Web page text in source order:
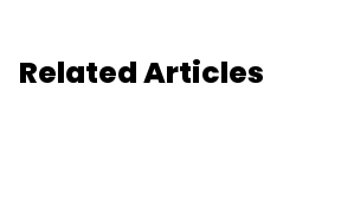
Related Articles